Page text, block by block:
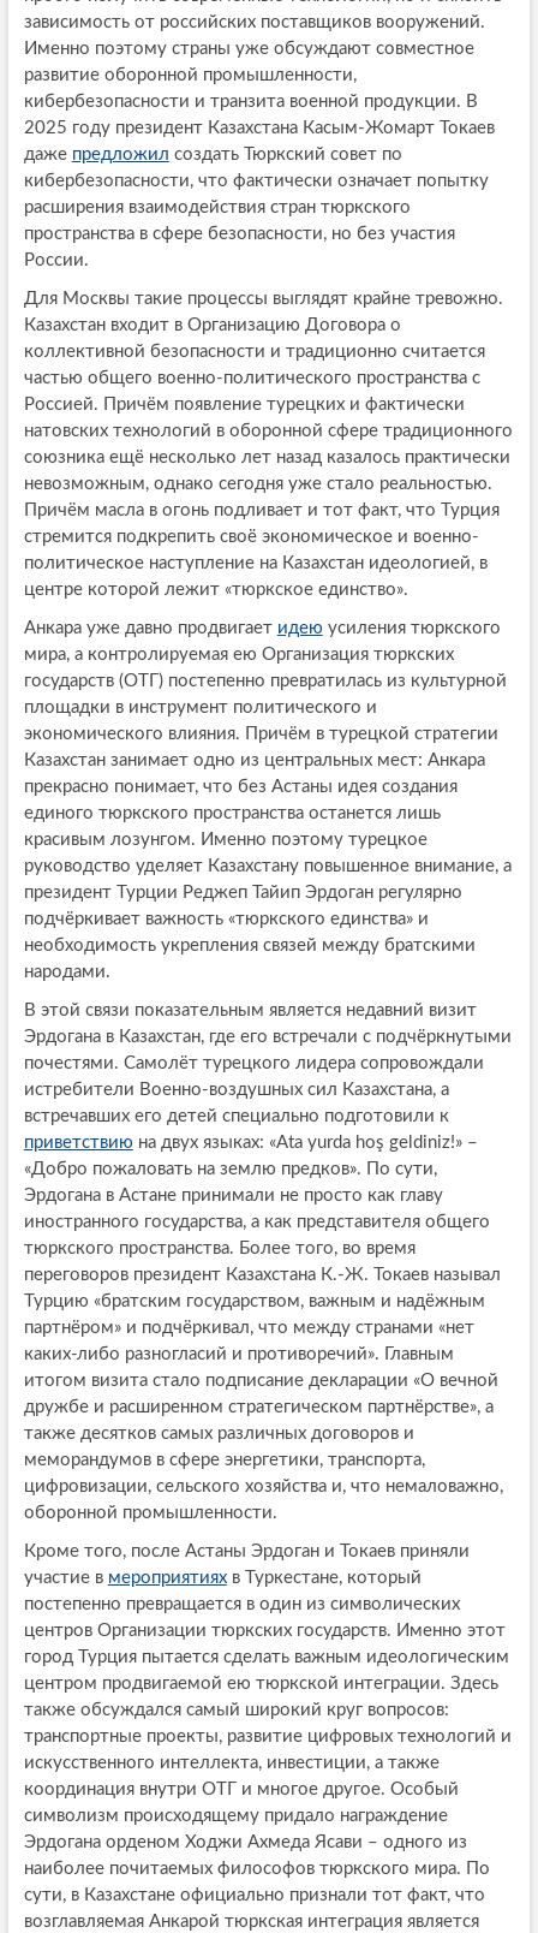
зависимость от российских поставщиков вооружений.
Именно поэтому страны уже обсуждают совместное
развитие оборонной промышленности,
кибербезопасности и транзита военной продукции. В
2025 году президент Казахстана Касым-Жомарт Токаев
даже предложил создать Тюркский совет по
кибербезопасности, что фактически означает попытку
расширения взаимодействия стран тюркского
пространства в сфере безопасности, но без участия
России.
Для Москвы такие процессы выглядят крайне тревожно.
Казахстан входит в Организацию Договора о
коллективной безопасности и традиционно считается
частью общего военно-политического пространства с
Россией. Причём появление турецких и фактически
натовских технологий в оборонной сфере традиционного
союзника ещё несколько лет назад казалось практически
невозможным, однако сегодня уже стало реальностью.
Причём масла в огонь подливает и тот факт, что Турция
стремится подкрепить своё экономическое и военно-
политическое наступление на Казахстан идеологией, в
центре которой лежит «тюркское единство».
Анкара уже давно продвигает идею усиления тюркского
мира, а контролируемая ею Организация тюркских
государств (ОТГ) постепенно превратилась из культурной
площадки в инструмент политического и
экономического влияния. Причём в турецкой стратегии
Казахстан занимает одно из центральных мест: Анкара
прекрасно понимает, что без Астаны идея создания
единого тюркского пространства останется лишь
красивым лозунгом. Именно поэтому турецкое
руководство уделяет Казахстану повышенное внимание, а
президент Турции Реджеп Тайип Эрдоган регулярно
подчёркивает важность «тюркского единства» и
необходимость укрепления связей между братскими
народами.
В этой связи показательным является недавний визит
Эрдогана в Казахстан, где его встречали с подчёркнутыми
почестями. Самолёт турецкого лидера сопровождали
истребители Военно-воздушных сил Казахстана, а
встречавших его детей специально подготовили к
приветствию на двух языках: «Ata yurda hoş geldiniz!» –
«Добро пожаловать на землю предков». По сути,
Эрдогана в Астане принимали не просто как главу
иностранного государства, а как представителя общего
тюркского пространства. Более того, во время
переговоров президент Казахстана К.-Ж. Токаев называл
Турцию «братским государством, важным и надёжным
партнёром» и подчёркивал, что между странами «нет
каких-либо разногласий и противоречий». Главным
итогом визита стало подписание декларации «О вечной
дружбе и расширенном стратегическом партнёрстве», а
также десятков самых различных договоров и
меморандумов в сфере энергетики, транспорта,
цифровизации, сельского хозяйства и, что немаловажно,
оборонной промышленности.
Кроме того, после Астаны Эрдоган и Токаев приняли
участие в мероприятияхв Туркестане, который
постепенно превращается в один из символических
центров Организации тюркских государств. Именно этот
город Турция пытается сделать важным идеологическим
центром продвигаемой ею тюркской интеграции. Здесь
также обсуждался самый широкий круг вопросов:
транспортные проекты, развитие цифровых технологий и
искусственного интеллекта, инвестиции, а также
координация внутри ОТГ и многое другое. Особый
символизм происходящему придало награждение
Эрдогана орденом Ходжи Ахмеда Ясави – одного из
наиболее почитаемых философов тюркского мира. По
сути, в Казахстане официально признали тот факт, что
возглавляемая Анкарой тюркская интеграция является